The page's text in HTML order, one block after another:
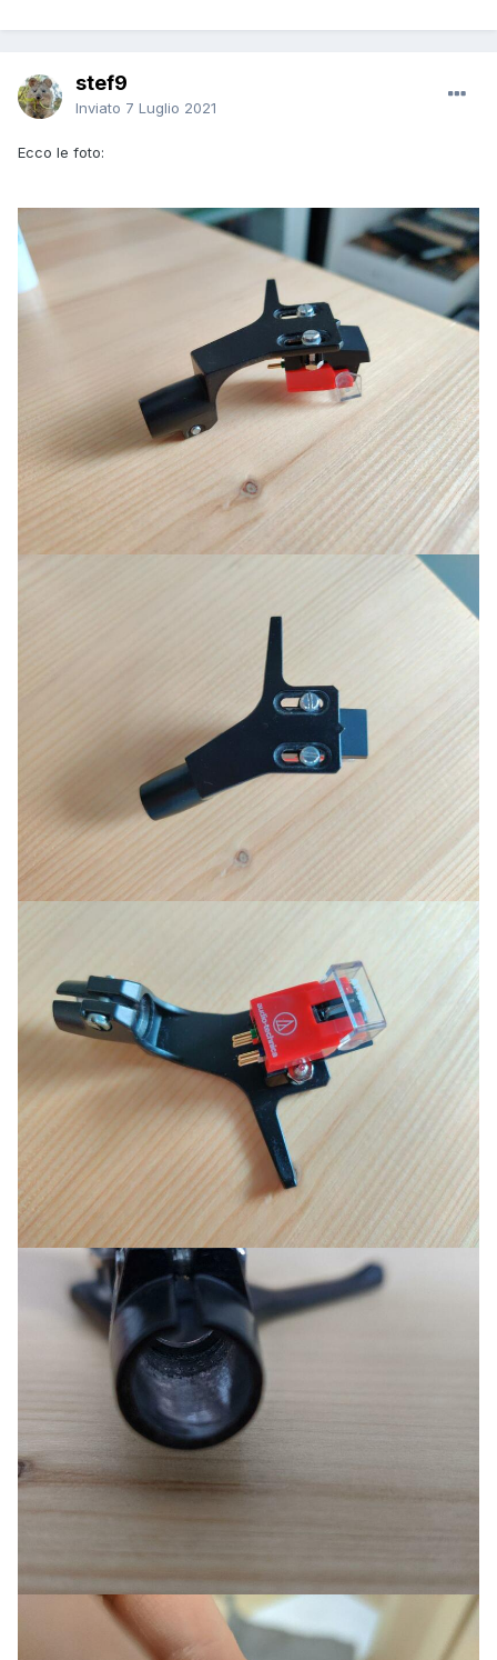
stef9
Inviato 7 Luglio 2021
Ecco le foto: